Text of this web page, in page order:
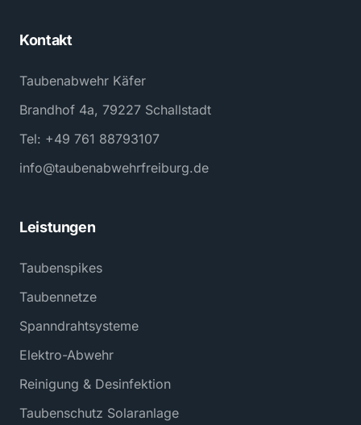
Kontakt
Taubenabwehr Käfer
Brandhof 4a, 79227 Schallstadt
Tel: +49 761 88793107
info@taubenabwehrfreiburg.de
Leistungen
Taubenspikes
Taubennetze
Spanndrahtsysteme
Elektro-Abwehr
Reinigung & Desinfektion
Taubenschutz Solaranlage